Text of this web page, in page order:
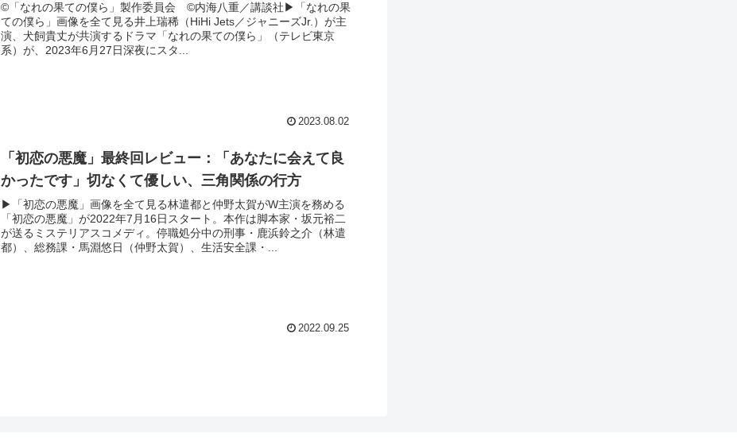
©「なれの果ての僕ら」製作委員会 ©内海八重／講談社▶︎「なれの果
ての僕ら」画像を全て見る井上瑞稀（HiHi Jets／ジャニーズJr.）が主
演、犬飼貴丈が共演するドラマ「なれの果ての僕ら」（テレビ東京
系）が、2023年6月27日深夜にスタ...
2023.08.02
「初恋の悪魔」最終回レビュー：「あなたに会えて良
かったです」切なくて優しい、三角関係の行方
▶「初恋の悪魔」画像を全て見る林遣都と仲野太賀がW主演を務める
「初恋の悪魔」が2022年7月16日スタート。本作は脚本家・坂元裕二
が送るミステリアスコメディ。停職処分中の刑事・鹿浜鈴之介（林遣
都）、総務課・馬淵悠日（仲野太賀）、生活安全課・...
2022.09.25